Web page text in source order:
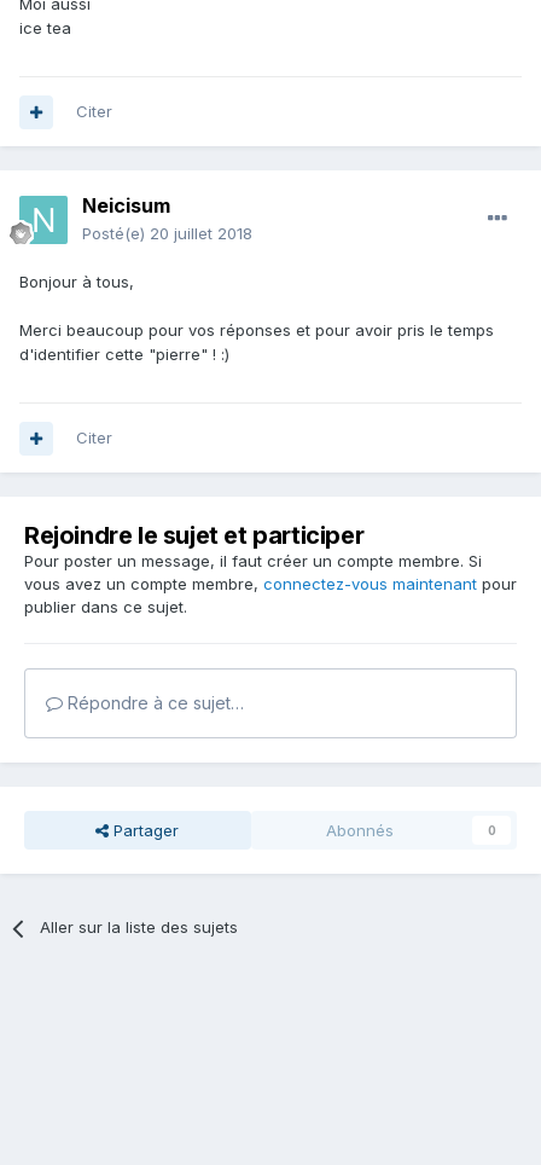
Moi aussi
ice tea
Citer
Neicisum
Posté(e) 20 juillet 2018
Bonjour à tous,
Merci beaucoup pour vos réponses et pour avoir pris le temps
d'identifier cette "pierre" ! :)
Citer
Rejoindre le sujet et participer
Pour poster un message, il faut créer un compte membre. Si
vous avez un compte membre, connectez-vous maintenant pour
publier dans ce sujet.
Répondre à ce sujet…
Partager Abonnés 0
Aller sur la liste des sujets